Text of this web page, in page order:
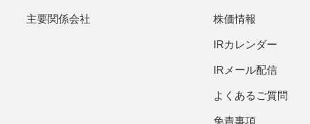
主要関係会社 株価情報
IRカレンダー
IRメール配信
よくあるご質問
免責事項